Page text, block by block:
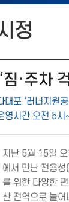
정
짐·주차
대포 ‘러너지원
영시간 오전 5
지난 5월 15일
에서 만난 전용
를 위한 다양한
산 전역으로 늘